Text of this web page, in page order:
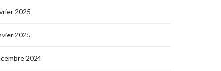
2025
2025
2024